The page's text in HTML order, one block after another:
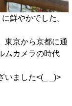
鮮やかでした。
東京から京都に通
ムカメラの時代
いました<(_ _)>